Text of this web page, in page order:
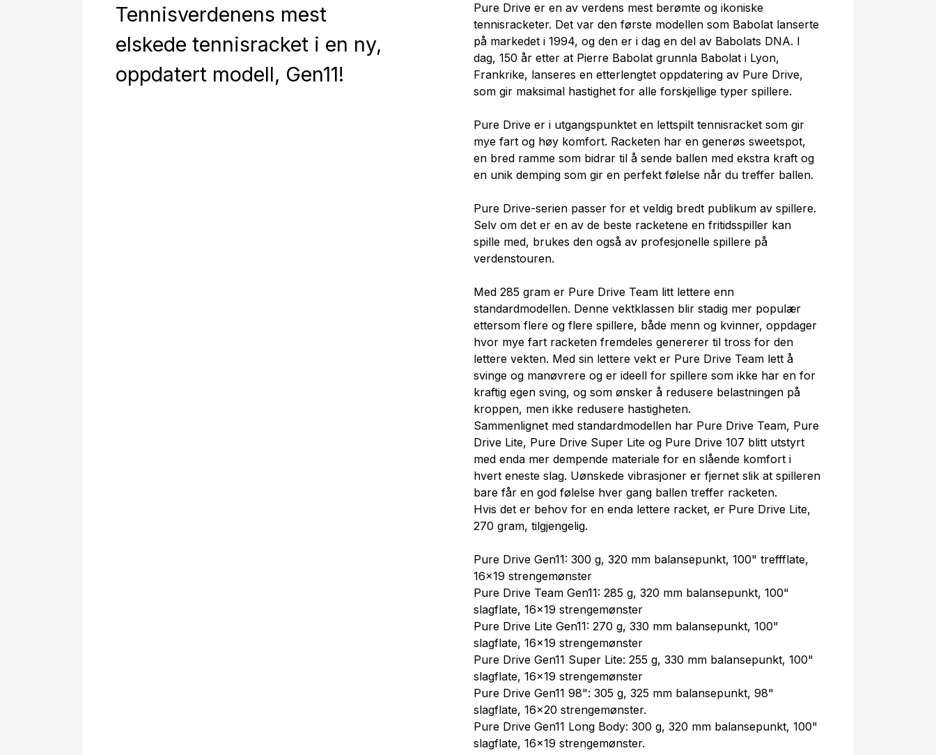
Tennisverdenens mest
elskede tennisracket i en ny,
oppdatert modell, Gen11!
Pure Drive er en av verdens mest berømte og ikoniske
tennisracketer. Det var den første modellen som Babolat lanserte
på markedet i 1994, og den er i dag en del av Babolats DNA. I
dag, 150 år etter at Pierre Babolat grunnla Babolat i Lyon,
Frankrike, lanseres en etterlengtet oppdatering av Pure Drive,
som gir maksimal hastighet for alle forskjellige typer spillere.
Pure Drive er i utgangspunktet en lettspilt tennisracket som gir
mye fart og høy komfort. Racketen har en generøs sweetspot,
en bred ramme som bidrar til å sende ballen med ekstra kraft og
en unik demping som gir en perfekt følelse når du treffer ballen.
Pure Drive-serien passer for et veldig bredt publikum av spillere.
Selv om det er en av de beste racketene en fritidsspiller kan
spille med, brukes den også av profesjonelle spillere på
verdenstouren.
Med 285 gram er Pure Drive Team litt lettere enn
standardmodellen. Denne vektklassen blir stadig mer populær
ettersom flere og flere spillere, både menn og kvinner, oppdager
hvor mye fart racketen fremdeles genererer til tross for den
lettere vekten. Med sin lettere vekt er Pure Drive Team lett å
svinge og manøvrere og er ideell for spillere som ikke har en for
kraftig egen sving, og som ønsker å redusere belastningen på
kroppen, men ikke redusere hastigheten.
Sammenlignet med standardmodellen har Pure Drive Team, Pure
Drive Lite, Pure Drive Super Lite og Pure Drive 107 blitt utstyrt
med enda mer dempende materiale for en slående komfort i
hvert eneste slag. Uønskede vibrasjoner er fjernet slik at spilleren
bare får en god følelse hver gang ballen treffer racketen.
Hvis det er behov for en enda lettere racket, er Pure Drive Lite,
270 gram, tilgjengelig.
Pure Drive Gen11: 300 g, 320 mm balansepunkt, 100" treffflate,
16x19 strengemønster
Pure Drive Team Gen11: 285 g, 320 mm balansepunkt, 100"
slagflate, 16x19 strengemønster
Pure Drive Lite Gen11: 270 g, 330 mm balansepunkt, 100"
slagflate, 16x19 strengemønster
Pure Drive Gen11 Super Lite: 255 g, 330 mm balansepunkt, 100"
slagflate, 16x19 strengemønster
Pure Drive Gen11 98": 305 g, 325 mm balansepunkt, 98"
slagflate, 16x20 strengemønster.
Pure Drive Gen11 Long Body: 300 g, 320 mm balansepunkt, 100"
slagflate, 16x19 strengemønster.